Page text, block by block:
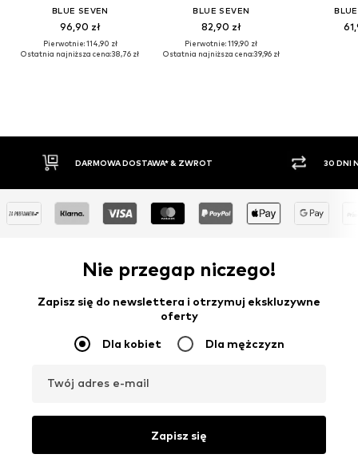
BLUE SEVEN
96,90 zł
Pierwotnie: 114,90 zł
Ostatnia najniższa cena:38,76 zł
BLUE SEVEN
82,90 zł
Pierwotnie: 119,90 zł
Ostatnia najniższa cena:39,96 zł
DARMOWA DOSTAWA* & ZWROT 30 DNI
Nie przegap niczego!
Zapisz się do newslettera i otrzymuj ekskluzywne
oferty
Dla kobiet Dla mężczyzn
Twój adres e-mail
Zapisz się